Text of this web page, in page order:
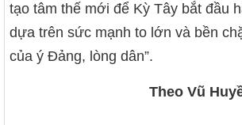
tạo tâm thế mới để Kỳ Tây bắt đầu
dựa trên sức mạnh to lớn và bền
của ý Đảng, lòng dân”.
Theo Vũ